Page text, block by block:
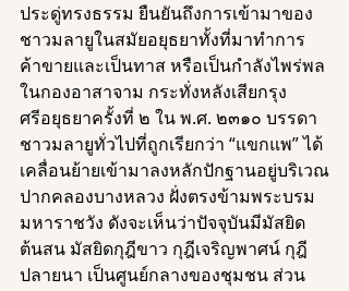
ประดู่ทรงธรรม ยืนยันถึงการเข้ามาของ
ชาวมลายูในสมัยอยุธยาทั้งที่มาทำการ
ค้าขายและเป็นทาส หรือเป็นกำลังไพร่พล
ในกองอาสาจาม กระทั่งหลังเสียกรุง
ศรีอยุธยาครั้งที่ ๒ ใน พ.ศ. ๒๓๑๐ บรรดา
ชาวมลายูทั่วไปที่ถูกเรียกว่า “แขกแพ” ได้
เคลื่อนย้ายเข้ามาลงหลักปักฐานอยู่บริเวณ
ปากคลองบางหลวง ฝั่งตรงข้ามพระบรม
มหาราชวัง ดังจะเห็นว่าปัจจุบันมีมัสยิด
ต้นสน มัสยิดกุฎีขาว กุฎีเจริญพาศน์ กุฎี
ปลายนา เป็นศูนย์กลางของชุมชน ส่วน